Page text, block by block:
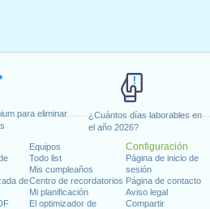
para eliminar
¿Cuántos días laborables en
el año 2026?
de
Equipos
Todo list
Mis cumpleaños
Centro de recordatorios
Mi planificación
El optimizador de
Configuración
Página de inicio de
sesión
Página de contacto
Aviso legal
Compartir